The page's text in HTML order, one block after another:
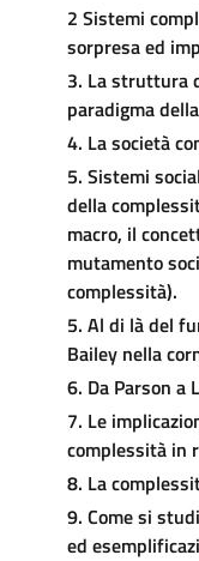
2 Sistemi
sorpresa ed
3. La struttura
paradigma
4. La società
5. Sistemi
della
macro, il
mutamento
complessità).
5. Al di là del
Bailey nella
6. Da Parson a
7. Le
complessità in
8. La
9. Come si
ed